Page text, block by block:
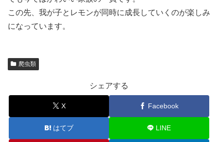
この先、我が子とレモンが同時に成長していくのが楽しみ
になっています。
爬虫類
シェアする
X Facebook
はてブ LINE